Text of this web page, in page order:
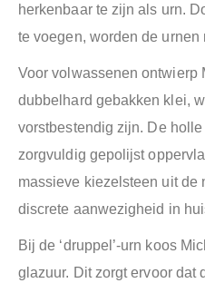
herkenbaar te zijn als urn.
te voegen, worden de urnen
Voor volwassenen ontwierp
dubbelhard gebakken klei,
vorstbestendig zijn. De holle
zorgvuldig gepolijst
massieve kiezelsteen uit de
discrete aanwezigheid in
Bij de ‘druppel’-urn koos
glazuur. Dit zorgt ervoor dat